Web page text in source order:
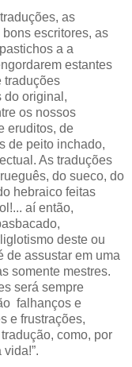
as
escritores, as
a a
estantes
traduções
do original,
os nossos
eruditos, de
de peito inchado,
As traduções
do sueco, do
hebraico feitas
aí então,
deste ou
de assustar em uma
somente mestres.
será sempre
falhanços e
e frustrações,
como, por